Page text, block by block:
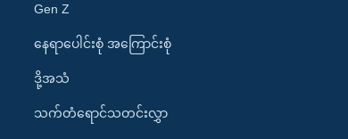
Gen Z
နေရာပေါင်းစုံ အကြောင်းစုံ
ဒို့အသံ
သက်တံရောင်သတင်းလွှာ